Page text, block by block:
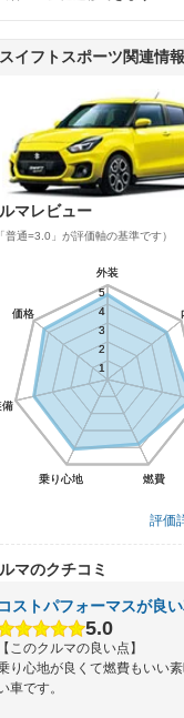
スイフトスポーツ関連情報
マレビュー
普通=3.0」が評価軸の基準です）
外装
燃費
乗り心地
備
価格
1
2
3
4
5
外装
燃費
乗り心地
備
価格
1
2
3
4
5
評価
マのクチコミ
ストパフォーマスが良
5.0
このクルマの良い点】
り心地が良くて燃費もいい
車です。